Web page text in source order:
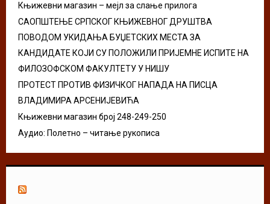
Књижевни магазин – мејл за слање прилога
САОПШТЕЊЕ СРПСКОГ КЊИЖЕВНОГ ДРУШТВА
ПОВОДОМ УКИДАЊА БУЏЕТСКИХ МЕСТА ЗА
КАНДИДАТЕ КОЈИ СУ ПОЛОЖИЛИ ПРИЈЕМНЕ ИСПИТЕ НА
ФИЛОЗОФСКОМ ФАКУЛТЕТУ У НИШУ
ПРОТЕСТ ПРОТИВ ФИЗИЧКОГ НАПАДА НА ПИСЦА
ВЛАДИМИРА АРСЕНИЈЕВИЋА
Књижевни магазин број 248-249-250
Аудио: Полетно – читање рукописа